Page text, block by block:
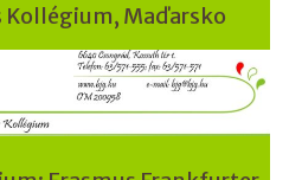
Kollégium, Maďarsko